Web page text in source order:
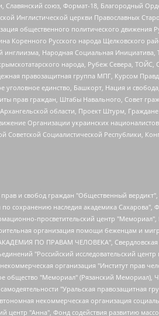
союз, Формат-18, Благородный
Инглистической церкви Православных
общественного политического движения
Русского народа Щелковского
Народная Социальная
народа, Рубеж Севера, ТОЙС,
правозащитная группа МПГ, Курсом
уголовное единство, Башкорт, Нация и
граждан, Штабы Навального, Совет
области, Проект Штурм,
Организации украинских
Социалистической Республики,
"Центр гендерных исследований", Гурман Юрий Альбертович, Медиапроект "ОВД-Инфо", Егоров Владимир Владимирович, Жилинский Владимир Александрович, Общество с ограниченной ответственностью "ЗП", Иванова София Юрьевна, Карезина Инна Павловна, Кильтау Екатерина Викторовна, Петров Алексей Викторович, Пискунов Сергей Евгеньевич, Смирнов Сергей Сергеевич, Тихонов Михаил Сергеевич, Общество с ограниченной ответственностью "ЖУРНАЛИСТ-ИНОСТРАННЫЙ АГЕНТ", Арапова Галина Юрьевна, Вольтская Татьяна Анатольевна, Американская компания "Mason G.E.S. Anonymous Foundation" (США), являющаяся владельцем интернет-издания https://mnews.world/, Компания "Stichting Bellingcat", зарегистрированная в Нидерландах (дата регистрации 11.07.2018), Захаров Андрей Вячеславович, Клепиковская Екатерина Дмитриевна, Общество с ограниченной ответственностью "МЕМО", Перл Роман Александрович, Симонов Евгений Алексеевич, Соловьева Елена Анатольевна, Сотников Даниил Владимирович, Сурначева Елизавета Дмитриевна, Автономная некоммерческая организация по защите прав человека и информированию населения "Якутия – Наше Мнение", Общество с ограниченной ответственностью "Москоу диджитал медиа", с 26.01.2023 Общество с ограниченной ответственностью "Чайка Белые сады", Ветошкина Валерия Валерьевна, Заговора Максим Александрович, Межрегиональное общественное движение "Российская ЛГБТ - сеть", Оленичев Максим Владимирович, Павлов Иван Юрьевич, Скворцова Елена Сергеевна, Общество с ограниченной ответственностью "Как бы инагент", Кочетков Игорь Викторович, Общество с ограниченной ответственностью "Честные выборы", Еланчик Олег Александрович, Общество с ограниченной ответственностью "Нобелевский призыв", Гималова Регина Эмилевна, Григорьев Андрей Валерьевич, Григорьева Алина Александровна, Ассоциация по содействию защите прав призывников, альтернативнослужащих и военнослужащих "Правозащитная группа "Гражданин.Армия.Право", Хисамова Регина Фаритовна, Автономная